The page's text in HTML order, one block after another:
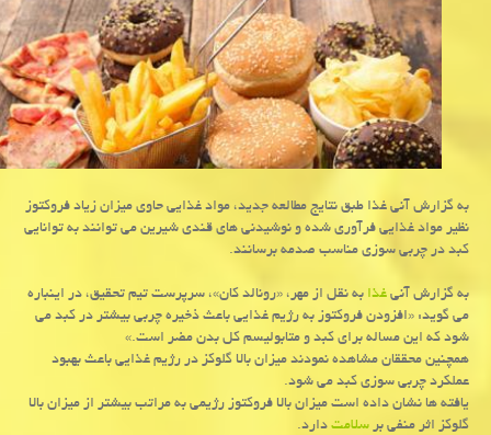
به گزارش آنی غذا طبق نتایج مطالعه جدید، مواد غذایی حاوی میزان زیاد فروكتوز
نظیر مواد غذایی فرآوری شده و نوشیدنی های قندی شیرین می توانند به توانایی
كبد در چربی سوزی مناسب صدمه برسانند.
به گزارش آنیغذابه نقل از مهر، «رونالد كان»، سرپرست تیم تحقیق، در اینباره
می گوید: «افزودن فروكتوز به رژیم غذایی باعث ذخیره چربی بیشتر در كبد می
شود كه این مساله برای كبد و متابولیسم كل بدن مضر است.»
همچنین محققان مشاهده نمودند میزان بالا گلوكز در رژیم غذایی باعث بهبود
عملكرد چربی سوزی كبد می شود.
یافته ها نشان داده است میزان بالا فروكتوز رژیمی به مراتب بیشتر از میزان بالا
گلوكز اثر منفی برسلامتدارد.